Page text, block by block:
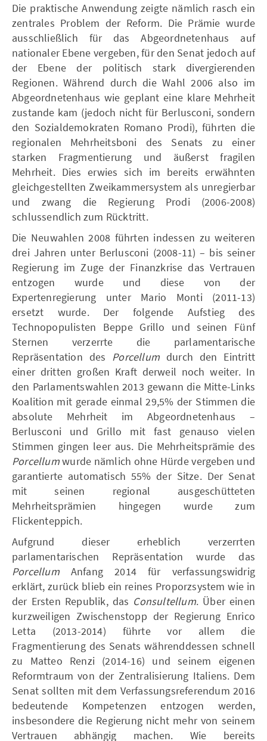
Die praktische Anwendung zeigte nämlich rasch ein
zentrales Problem der Reform. Die Prämie wurde
ausschließlich für das Abgeordnetenhaus auf
nationaler Ebene vergeben, für den Senat jedoch auf
der Ebene der politisch stark divergierenden
Regionen. Während durch die Wahl 2006 also im
Abgeordnetenhaus wie geplant eine klare Mehrheit
zustande kam (jedoch nicht für Berlusconi, sondern
den Sozialdemokraten Romano Prodi), führten die
regionalen Mehrheitsboni des Senats zu einer
starken Fragmentierung und äußerst fragilen
Mehrheit. Dies erwies sich im bereits erwähnten
gleichgestellten Zweikammersystem als unregierbar
und zwang die Regierung Prodi (2006-2008)
schlussendlich zum Rücktritt.
Die Neuwahlen 2008 führten indessen zu weiteren
drei Jahren unter Berlusconi (2008-11) – bis seiner
Regierung im Zuge der Finanzkrise das Vertrauen
entzogen wurde und diese von der
Expertenregierung unter Mario Monti (2011-13)
ersetzt wurde. Der folgende Aufstieg des
Technopopulisten Beppe Grillo und seinen Fünf
Sternen verzerrte die parlamentarische
Repräsentation des Porcellum durch den Eintritt
einer dritten großen Kraft derweil noch weiter. In
den Parlamentswahlen 2013 gewann die Mitte-Links
Koalition mit gerade einmal 29,5% der Stimmen die
absolute Mehrheit im Abgeordnetenhaus –
Berlusconi und Grillo mit fast genauso vielen
Stimmen gingen leer aus. Die Mehrheitsprämie des
Porcellumwurde nämlich ohne Hürde vergeben und
garantierte automatisch 55% der Sitze. Der Senat
mit seinen regional ausgeschütteten
Mehrheitsprämien hingegen wurde zum
Flickenteppich.
Aufgrund dieser erheblich verzerrten
parlamentarischen Repräsentation wurde das
Porcellum Anfang 2014 für verfassungswidrig
erklärt, zurück blieb ein reines Proporzsystem wie in
der Ersten Republik, das Consultellum. Über einen
kurzweiligen Zwischenstopp der Regierung Enrico
Letta (2013-2014) führte vor allem die
Fragmentierung des Senats währenddessen schnell
zu Matteo Renzi (2014-16) und seinem eigenen
Reformtraum von der Zentralisierung Italiens. Dem
Senat sollten mit dem Verfassungsreferendum 2016
bedeutende Kompetenzen entzogen werden,
insbesondere die Regierung nicht mehr von seinem
Vertrauen abhängig machen. Wie bereits